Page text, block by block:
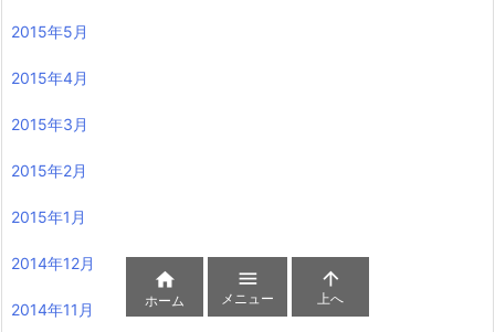
2015年5月
2015年4月
2015年3月
2015年2月
2015年1月
2014年12月
2014年11月

ホーム

メニュー

上へ